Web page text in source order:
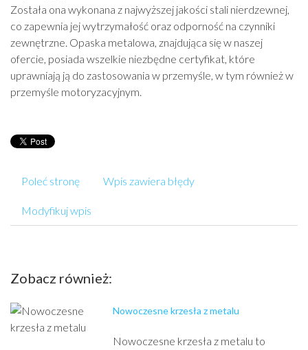
Została ona wykonana z najwyższej jakości stali nierdzewnej,
co zapewnia jej wytrzymałość oraz odporność na czynniki
zewnętrzne. Opaska metalowa, znajdująca się w naszej
ofercie, posiada wszelkie niezbędne certyfikat, które
uprawniają ją do zastosowania w przemyśle, w tym również w
przemyśle motoryzacyjnym.
Poleć stronę Wpis zawiera błędy
Modyfikuj wpis
Zobacz również:
Nowoczesne krzesła z metalu
Nowoczesne krzesła z metalu to